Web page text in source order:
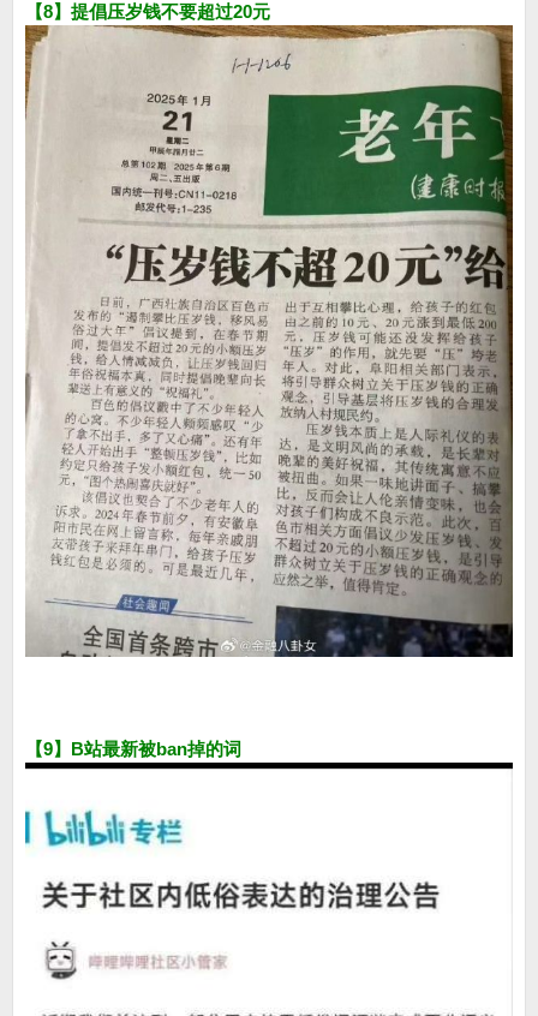
【8】提倡压岁钱不要超过20元
【9】B站最新被ban掉的词